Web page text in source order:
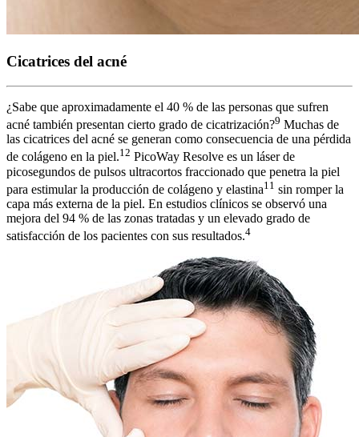
Cicatrices del acné
¿Sabe que aproximadamente el 40 % de las personas que sufren
acné también presentan cierto grado de cicatrización?9 Muchas de
las cicatrices del acné se generan como consecuencia de una pérdida
de colágeno en la piel.12 PicoWay Resolve es un láser de
picosegundos de pulsos ultracortos fraccionado que penetra la piel
para estimular la producción de colágeno y elastina11 sin romper la
capa más externa de la piel. En estudios clínicos se observó una
mejora del 94 % de las zonas tratadas y un elevado grado de
satisfacción de los pacientes con sus resultados.4